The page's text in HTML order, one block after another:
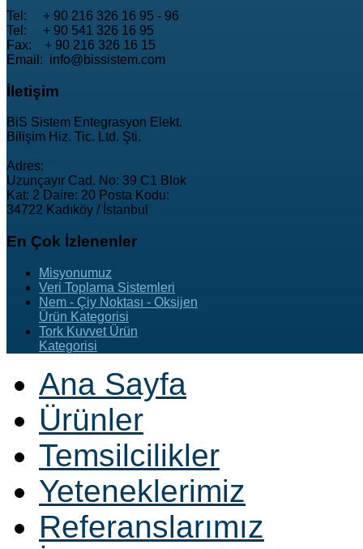
Tel: + 90 216 326 16 95 - 96
Tel: + 90 541 326 16 95
Fax: + 90 216 326 16 15
Email: info@bissistem.com
İletişim
BiS Sistem Entegrasyon Elekt.
Bilişim Hiz. Tic. Ltd. Şti.
Adres:
Uzunçayır Cad. No: 39 C1 Blok
Kat: 2 Daire: 20 Posta Kodu:
34722 Kadıköy / İstanbul
En Çok İzlenenler
Misyonumuz
Veri Toplama Sistemleri
Nem - Çiy Noktası - Oksijen
Ürün Kategorisi
Tork Kuvvet Ürün
Kategorisi
Ana Sayfa
Ürünler
Temsilcilikler
Yeteneklerimiz
Referanslarımız